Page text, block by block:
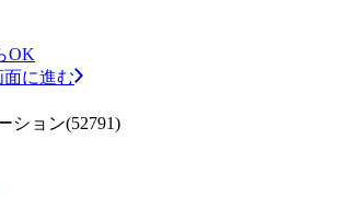
OK
面に進む
ション(52791)